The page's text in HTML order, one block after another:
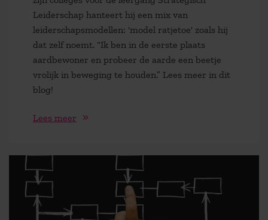
Leiderschap hanteert hij een mix van
leiderschapsmodellen: 'model ratjetoe' zoals hij
dat zelf noemt. “Ik ben in de eerste plaats
aardbewoner en probeer de aarde een beetje
vrolijk in beweging te houden.” Lees meer in dit
blog!
Lees meer